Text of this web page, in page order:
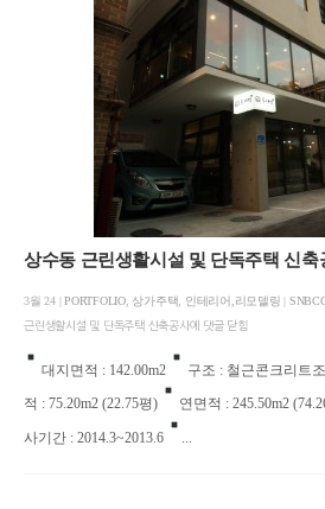
상수동 근린생활시설 및 단독주택 신축
3월 24 | PORTFOLIO, 상가주택 인테리어,리모델링
근린생활시설 및 단독주택 신축공사에 댓글 닫힘
대지면적 : 142.00m2 구조 : 철근콘크리트조
적 : 75.20m2 (22.75평) 연면적 : 245.50m2
사기간 : 2014.3~2013.6 ...